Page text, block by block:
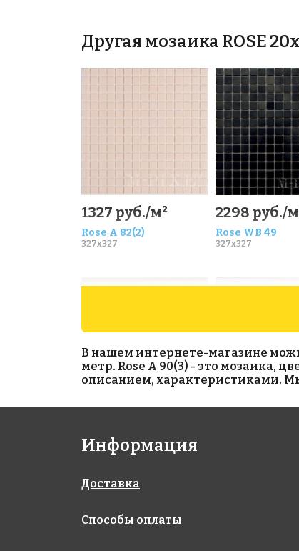
Другая мозаика ROSE
1327 руб./м²
Rose A 82(2)
327x327
2298 руб./
Rose WB 49
327x327
Rose A 07(2)
327x327
В нашем интернете-магазине
метр. Rose A 90(3) - это мозаика,
описанием, характеристиками.
Информация
Доставка
Способы оплаты